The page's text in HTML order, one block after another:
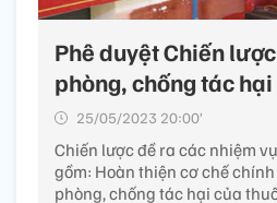
Phê duyệt Chiến
phòng, chống tác
25/05/2023 20:00’
Chiến lược đề ra các nhiệm
gồm: Hoàn thiện cơ chế
phòng, chống tác hại của